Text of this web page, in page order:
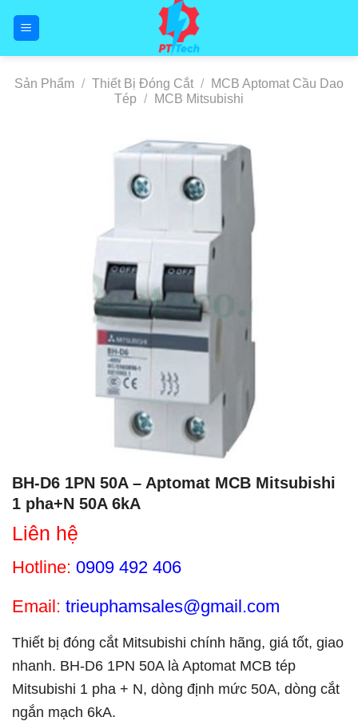
Sản Phẩm / Thiết Bị Đóng Cắt /
MCB Aptomat Cầu Dao
Tép / MCB Mitsubishi
BH-D6 1PN 50A – Aptomat MCB Mitsubishi
1 pha+N 50A 6kA
Liên hệ
Hotline: 0909 492 406
Email: trieuphamsales@gmail.com
Thiết bị đóng cắt Mitsubishi chính hãng, giá tốt, giao
nhanh. BH-D6 1PN 50A là Aptomat MCB tép
Mitsubishi 1 pha + N, dòng định mức 50A, dòng cắt
ngắn mạch 6kA.